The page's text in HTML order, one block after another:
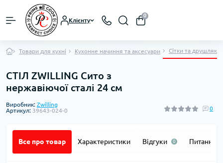
Клієнту
0
Товари для кухні Кухонне начиння та аксесуари Сітки та друшляки
СТІЛ ZWILLING Сито з
нержавіючої сталі 24 см
Виробник: Zwilling
Артикул: 39643-024-0 0
Все про товар Характеристики Відгуки 0 Питання